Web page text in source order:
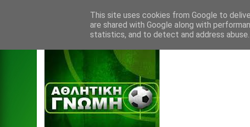
This site uses cookies from Google to
are shared with Google along with
statistics, and to detect and address abuse.